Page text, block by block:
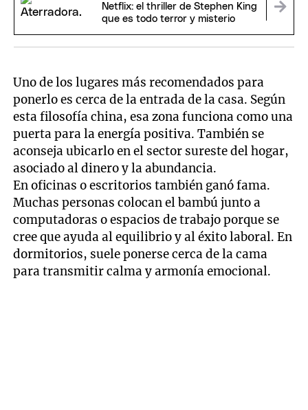
Netflix: el thriller de Stephen King
que es todo terror y misterio
Uno de los lugares más recomendados para
ponerlo es cerca de la entrada de la casa. Según
esta filosofía china, esa zona funciona como una
puerta para la energía positiva. También se
aconseja ubicarlo en el sector sureste del hogar,
asociado al dinero y la abundancia.
En oficinas o escritorios también ganó fama.
Muchas personas colocan el bambú junto a
computadoras o espacios de trabajo porque se
cree que ayuda al equilibrio y al éxito laboral. En
dormitorios, suele ponerse cerca de la cama
para transmitir calma y armonía emocional.